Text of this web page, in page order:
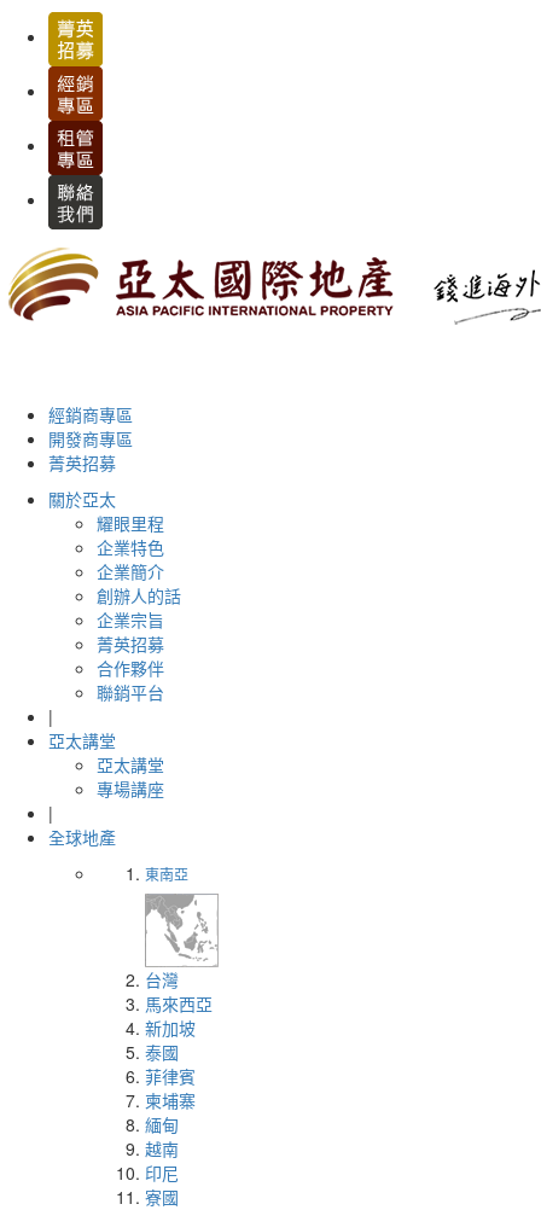
經銷商專區
開發商專區
菁英招募
關於亞太
耀眼里程
企業特色
企業簡介
創辦人的話
企業宗旨
菁英招募
合作夥伴
聯銷平台
|
亞太講堂
亞太講堂
專場講座
|
全球地產
東南亞
台灣
馬來西亞
新加坡
泰國
菲律賓
柬埔寨
緬甸
越南
印尼
寮國